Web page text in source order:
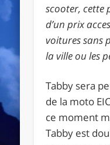
scooter, cette
d’un prix
voitures sans
la ville ou les
Tabby sera
de la moto
ce moment
Tabby est